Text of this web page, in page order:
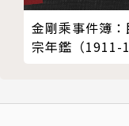
第七節 摩西囘埃及
第八節 與法老爭辯
第九節 離開埃及
第一節 以色列人
金剛乘事件簿：
宗年鑑（1911-